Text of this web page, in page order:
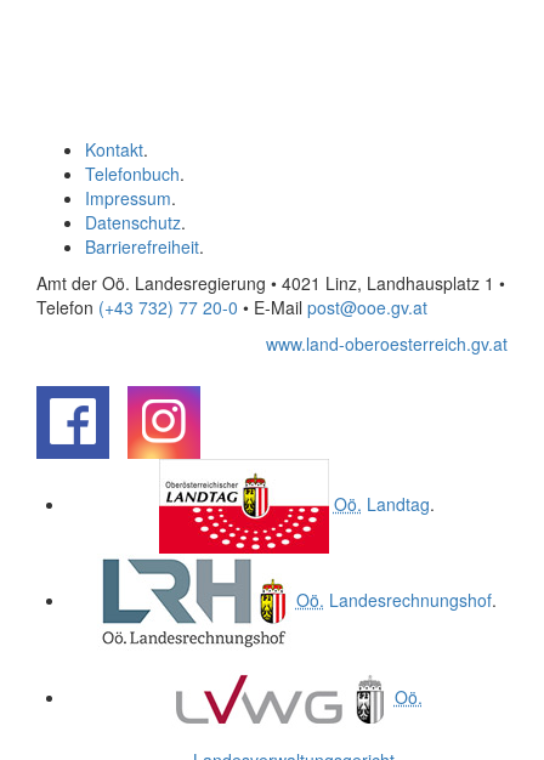
Kontakt.
Telefonbuch.
Impressum.
Datenschutz.
Barrierefreiheit.
Amt der Oö. Landesregierung • 4021 Linz, Landhausplatz 1 •
Telefon (+43 732) 77 20-0 • E-Mail post@ooe.gv.at
www.land-oberoesterreich.gv.at
Oö. Landtag.
Oö. Landesrechnungshof.
Oö.